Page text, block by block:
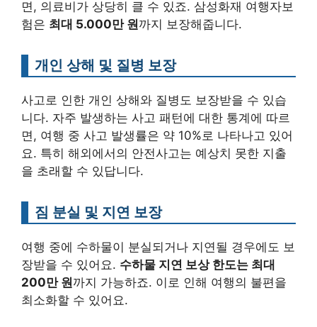
면, 의료비가 상당히 클 수 있죠. 삼성화재 여행자보
험은 최대 5.000만 원까지 보장해줍니다.
개인 상해 및 질병 보장
사고로 인한 개인 상해와 질병도 보장받을 수 있습
니다. 자주 발생하는 사고 패턴에 대한 통계에 따르
면, 여행 중 사고 발생률은 약 10%로 나타나고 있어
요. 특히 해외에서의 안전사고는 예상치 못한 지출
을 초래할 수 있답니다.
짐 분실 및 지연 보장
여행 중에 수하물이 분실되거나 지연될 경우에도 보
장받을 수 있어요. 수하물 지연 보상 한도는 최대
200만 원까지 가능하죠. 이로 인해 여행의 불편을
최소화할 수 있어요.